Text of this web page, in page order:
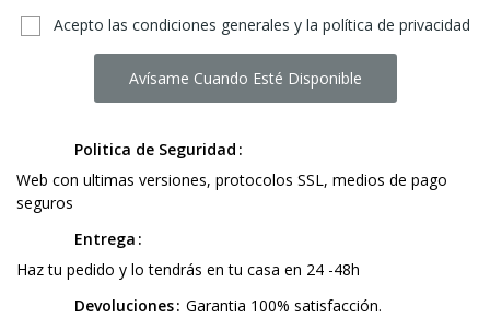
Acepto las condiciones generales y la política de privacidad
Avísame Cuando Esté Disponible
Politica de Seguridad
Web con ultimas versiones, protocolos SSL, medios de pago
seguros
Entrega
Haz tu pedido y lo tendrás en tu casa en 24 -48h
Devoluciones Garantia 100% satisfacción.